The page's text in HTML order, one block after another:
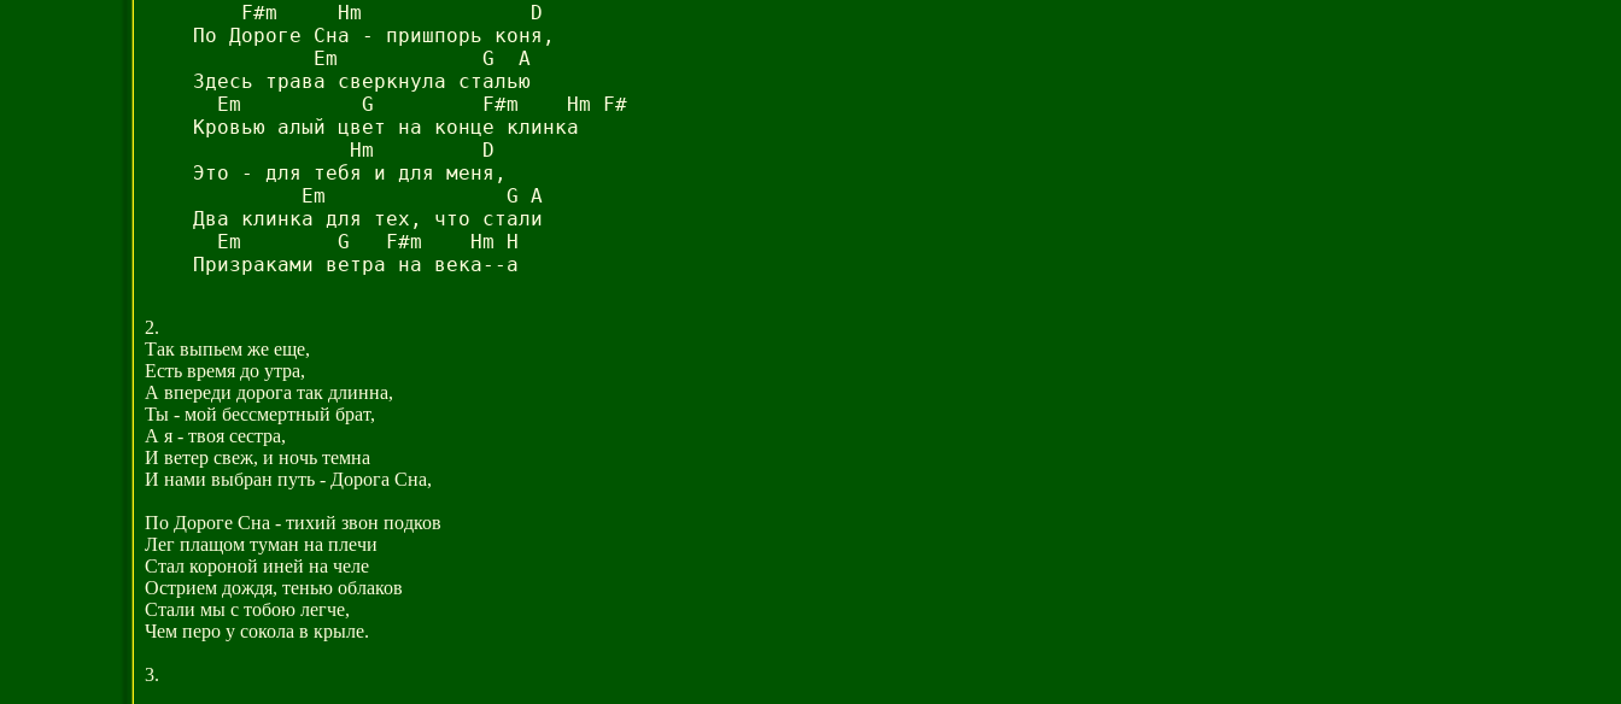
        F#m     Hm              D
    По Дороге Сна - пришпорь коня,
              Em            G  A
    Здесь трава сверкнула сталью
      Em          G         F#m    Hm F#
    Кровью алый цвет на конце клинка
                 Hm         D
    Это - для тебя и для меня,
             Em               G A
    Два клинка для тех, что стали
      Em        G   F#m    Hm H
2.
Так выпьем же еще,
Есть время до утра,
А впереди дорога так длинна,
Ты - мой бессмертный брат,
А я - твоя сестра,
И ветер свеж, и ночь темна
И нами выбран путь - Дорога Сна,
По Дороге Сна - тихий звон подков
Лег плащом туман на плечи
Стал короной иней на челе
Острием дождя, тенью облаков
Стали мы с тобою легче,
Чем перо у сокола в крыле.
3.